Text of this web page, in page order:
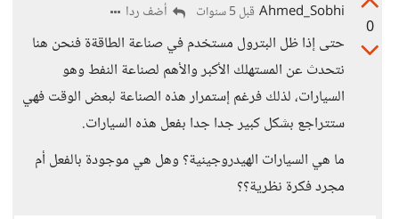
0
Ahmed_Sobhi قبل 5 سنوات أضف ردا
حتى إذا ظل البترول مستخدم في صناعة الطاقةة فنحن هنا
نتحدث عن المستهلك الأكبر والأهم لصناعة النفط وهو
السيارات، لذلك فرغم إستمرار هذه الصناعة لبعض الوقت فهي
ستتراجع بشكل كبير جدا جدا بفعل هذه السيارات.
ما هي السيارات الهيدروجينية؟ وهل هي موجودة بالفعل أم
مجرد فكرة نظرية؟؟